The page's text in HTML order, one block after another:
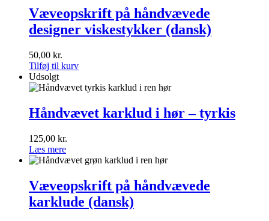
på
håndvævede
designer
(dansk)
Væveopskrift på håndvævede
designer viskestykker (dansk)
50,00 kr.
Tilføj til kurv
Udsolgt
karklud
i
–
tyrkis
Håndvævet karklud i hør – tyrkis
125,00 kr.
Læs mere
på
håndvævede
karklude
Væveopskrift på håndvævede
karklude (dansk)